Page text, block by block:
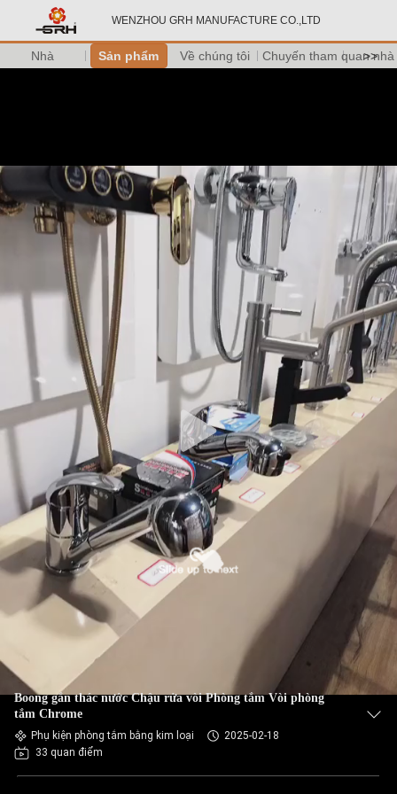
WENZHOU GRH MANUFACTURE CO.,LTD
Nhà Sản phẩm Về chúng tôi Chuyến tham quan nhà
>>
Boong gắn thác nước Chậu rửa vòi Phòng tắm Vòi phòng
tắm Chrome
Phụ kiện phòng tắm bằng kim loại
2025-02-18
33 quan điểm